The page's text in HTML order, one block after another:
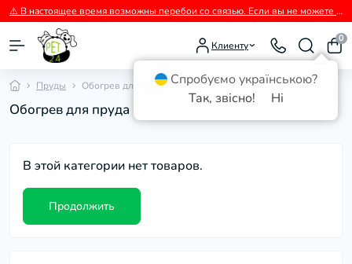
⚠️ В настоящее время возможны перебои со связью. Если вы не можете дозвониться, пожалуйста, пишите нам в Viber.
Клиенту
0
Пруды Обогрев для пруда
Обогрев для пруда
В этой категории нет товаров.
Продолжить
Спробуємо українською?
Так, звісно!
Ні